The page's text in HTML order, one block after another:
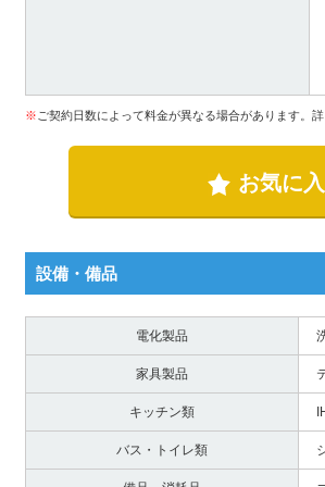
※ ご契約日数によって料金が異なる場合があります。
お気に
設備・備品
電化製品
家具製品
キッチン類
バス・トイレ類